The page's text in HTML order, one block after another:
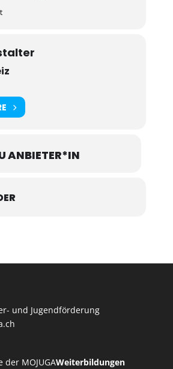
ANBIETER*IN
und Jugendförderung
der MOJUGAWeiterbildungen